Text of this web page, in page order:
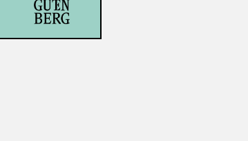
Leitung:
Maria Regli